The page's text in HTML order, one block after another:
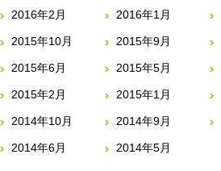
2016年2月 2016年1月
2015年10月 2015年9月
2015年6月 2015年5月
2015年2月 2015年1月
2014年10月 2014年9月
2014年6月 2014年5月